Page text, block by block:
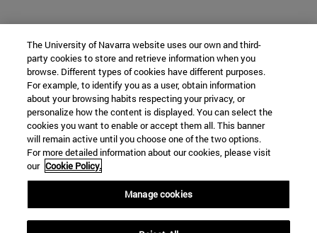
The University of Navarra website uses our own and third-
party cookies to store and retrieve information when you
browse. Different types of cookies have different purposes.
For example, to identify you as a user, obtain information
about your browsing habits respecting your privacy, or
personalize how the content is displayed. You can select the
cookies you want to enable or accept them all. This banner
will remain active until you choose one of the two options.
For more detailed information about our cookies, please visit
our Cookie Policy.
Manage cookies